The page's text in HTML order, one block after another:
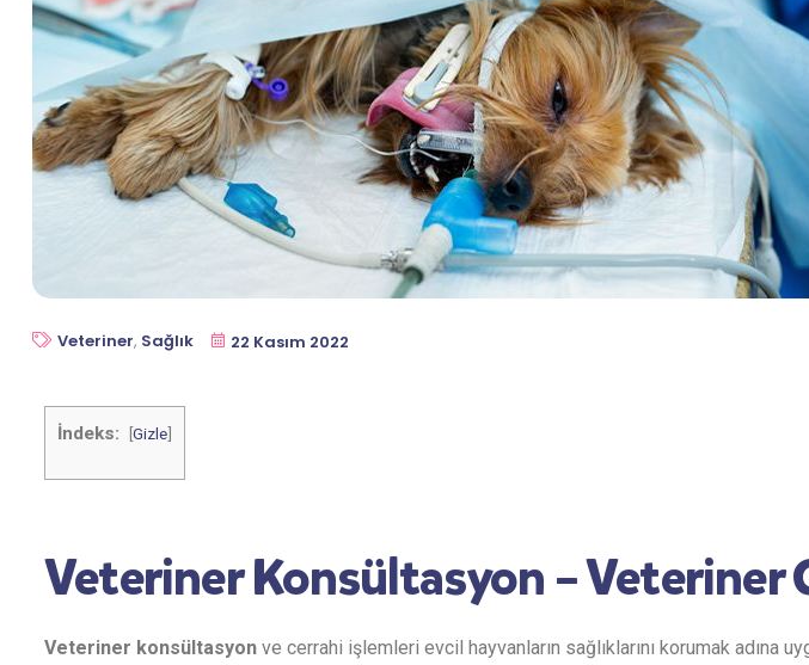
Veteriner, Sağlık 22 Kasım 2022
İndeks: [Gizle]
Veteriner Konsültasyon – Veteriner
Veteriner konsültasyon ve cerrahi işlemleri evcil hayvanların sağlıklarını korumak adına